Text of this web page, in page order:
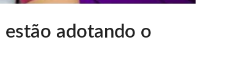
estão adotando o